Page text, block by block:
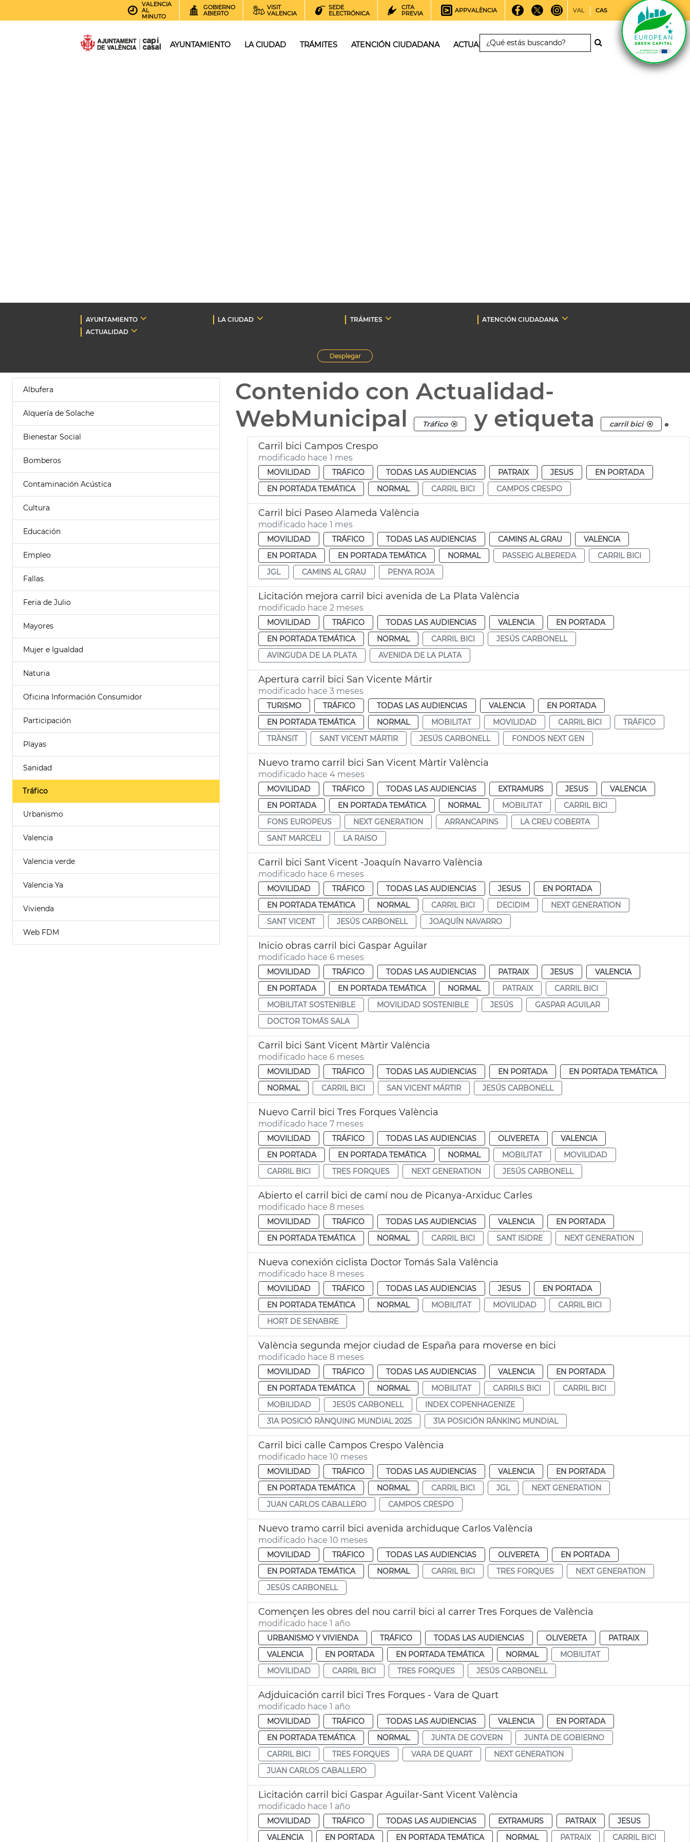
VALENCIA
AL
MINUTO
GOBIERNO
ABIERTO
VISIT
VALENCIA
SEDE
ELECTRÓNICA
CITA
PREVIA
APPVALÈNCIA VAL CAS
AYUNTAMIENTO LA CIUDAD TRÁMITES ATENCIÓN CIUDADANA ACTUALIDAD
AYUNTAMIENTO LA CIUDAD TRÁMITES
ATENCIÓN CIUDADANA
ACTUALIDAD
Desplegar
Albufera
Alquería de Solache
Bienestar Social
Bomberos
Contaminación Acústica
Cultura
Educación
Empleo
Fallas
Feria de Julio
Mayores
Mujer e Igualdad
Naturia
Oficina Información Consumidor
Participación
Playas
Sanidad
Tráfico
Urbanismo
Valencia
Valencia verde
Valencia Ya
Vivienda
Web FDM
Contenido con Actualidad-
WebMunicipal
Tráfico y etiqueta carril bici .
Carril bici Campos Crespo
modificado hace 1 mes
MOVILIDAD TRÁFICO TODAS LAS AUDIENCIAS PATRAIX JESUS
EN PORTADA
EN PORTADA TEMÁTICA
NORMAL CARRIL BICI CAMPOS CRESPO
Carril bici Paseo Alameda València
modificado hace 1 mes
MOVILIDAD TRÁFICO TODAS LAS AUDIENCIAS CAMINS AL GRAU
VALENCIA
EN PORTADA
EN PORTADA TEMÁTICA NORMAL PASSEIG ALBEREDA
CARRIL BICI
JGL
CAMINS AL GRAU PENYA ROJA
Licitación mejora carril bici avenida de La Plata València
modificado hace 2 meses
MOVILIDAD TRÁFICO TODAS LAS AUDIENCIAS VALENCIA
EN PORTADA
EN PORTADA TEMÁTICA
NORMAL CARRIL BICI
JESÚS CARBONELL
AVINGUDA DE LA PLATA
AVENIDA DE LA PLATA
Apertura carril bici San Vicente Mártir
modificado hace 3 meses
TURISMO TRÁFICO TODAS LAS AUDIENCIAS VALENCIA
EN PORTADA
EN PORTADA TEMÁTICA
NORMAL MOBILITAT MOVILIDAD CARRIL BICI
TRÁFICO
TRÀNSIT
SANT VICENT MÀRTIR JESÚS CARBONELL FONDOS NEXT GEN
Nuevo tramo carril bici San Vicent Màrtir València
modificado hace 4 meses
MOVILIDAD TRÁFICO TODAS LAS AUDIENCIAS EXTRAMURS JESUS
VALENCIA
EN PORTADA
EN PORTADA TEMÁTICA NORMAL MOBILITAT
CARRIL BICI
FONS EUROPEUS
NEXT GENERATION ARRANCAPINS
LA CREU COBERTA
SANT MARCELI
LA RAISO
Carril bici Sant Vicent -Joaquín Navarro València
modificado hace 6 meses
MOVILIDAD TRÁFICO TODAS LAS AUDIENCIAS JESUS
EN PORTADA
EN PORTADA TEMÁTICA
NORMAL CARRIL BICI DECIDIM
NEXT GENERATION
SANT VICENT
JESÚS CARBONELL JOAQUÍN NAVARRO
Inicio obras carril bici Gaspar Aguilar
modificado hace 6 meses
MOVILIDAD TRÁFICO TODAS LAS AUDIENCIAS PATRAIX JESUS
VALENCIA
EN PORTADA
EN PORTADA TEMÁTICA NORMAL PATRAIX
CARRIL BICI
MOBILITAT SOSTENIBLE
MOVILIDAD SOSTENIBLE JESÚS
GASPAR AGUILAR
DOCTOR TOMÁS SALA
Carril bici Sant Vicent Màrtir València
modificado hace 6 meses
MOVILIDAD TRÁFICO TODAS LAS AUDIENCIAS EN PORTADA
EN PORTADA TEMÁTICA
NORMAL
CARRIL BICI SAN VICENT MÁRTIR JESÚS CARBONELL
Nuevo Carril bici Tres Forques València
modificado hace 7 meses
MOVILIDAD TRÁFICO TODAS LAS AUDIENCIAS OLIVERETA
VALENCIA
EN PORTADA
EN PORTADA TEMÁTICA NORMAL MOBILITAT
MOVILIDAD
CARRIL BICI
TRES FORQUES NEXT GENERATION JESÚS CARBONELL
Abierto el carril bici de camí nou de Picanya-Arxiduc Carles
modificado hace 8 meses
MOVILIDAD TRÁFICO TODAS LAS AUDIENCIAS VALENCIA
EN PORTADA
EN PORTADA TEMÁTICA
NORMAL CARRIL BICI SANT ISIDRE NEXT GENERATION
Nueva conexión ciclista Doctor Tomás Sala València
modificado hace 8 meses
MOVILIDAD TRÁFICO TODAS LAS AUDIENCIAS JESUS
EN PORTADA
EN PORTADA TEMÁTICA
NORMAL MOBILITAT MOVILIDAD
CARRIL BICI
HORT DE SENABRE
València segunda mejor ciudad de España para moverse en bici
modificado hace 8 meses
MOVILIDAD TRÁFICO TODAS LAS AUDIENCIAS VALENCIA
EN PORTADA
EN PORTADA TEMÁTICA
NORMAL MOBILITAT CARRILS BICI
CARRIL BICI
MOBILIDAD
JESÚS CARBONELL
INDEX COPENHAGENIZE
31A POSICIÓ RÀNQUING MUNDIAL 2025
31A POSICIÓN RÁNKING MUNDIAL
Carril bici calle Campos Crespo València
modificado hace 10 meses
MOVILIDAD TRÁFICO TODAS LAS AUDIENCIAS VALENCIA
EN PORTADA
EN PORTADA TEMÁTICA
NORMAL CARRIL BICI JGL
NEXT GENERATION
JUAN CARLOS CABALLERO
CAMPOS CRESPO
Nuevo tramo carril bici avenida archiduque Carlos València
modificado hace 10 meses
MOVILIDAD TRÁFICO TODAS LAS AUDIENCIAS OLIVERETA
EN PORTADA
EN PORTADA TEMÁTICA
NORMAL CARRIL BICI TRES FORQUES
NEXT GENERATION
JESÚS CARBONELL
Començen les obres del nou carril bici al carrer Tres Forques de València
modificado hace 1 año
URBANISMO Y VIVIENDA TRÁFICO TODAS LAS AUDIENCIAS OLIVERETA
PATRAIX
VALENCIA
EN PORTADA EN PORTADA TEMÁTICA NORMAL
MOBILITAT
MOVILIDAD
CARRIL BICI TRES FORQUES JESÚS CARBONELL
Adjduicación carril bici Tres Forques - Vara de Quart
modificado hace 1 año
MOVILIDAD TRÁFICO TODAS LAS AUDIENCIAS VALENCIA
EN PORTADA
EN PORTADA TEMÁTICA
NORMAL JUNTA DE GOVERN
JUNTA DE GOBIERNO
CARRIL BICI
TRES FORQUES VARA DE QUART
NEXT GENERATION
JUAN CARLOS CABALLERO
Licitación carril bici Gaspar Aguilar-Sant Vicent València
modificado hace 1 año
MOVILIDAD TRÁFICO TODAS LAS AUDIENCIAS EXTRAMURS PATRAIX
JESUS
VALENCIA
EN PORTADA EN PORTADA TEMÁTICA NORMAL PATRAIX CARRIL BICI